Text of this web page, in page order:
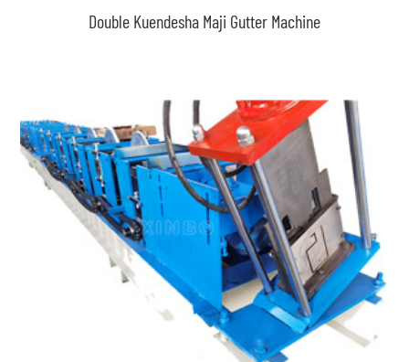
Double Kuendesha Maji Gutter Machine